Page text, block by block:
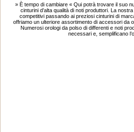
» È tempo di cambiare « Qui potrà trovare il suo
cinturini d’alta qualità di noti produttori. La
competitivi passando ai preziosi cinturini di
offriamo un ulteriore assortimento di accessori da
Numerosi orologi da polso di differenti e noti
necessari e, semplificano